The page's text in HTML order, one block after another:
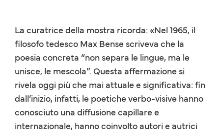
La curatrice della mostra ricorda: «Nel 1965, il
filosofo tedesco Max Bense scriveva che la
poesia concreta “non separa le lingue, ma le
unisce, le mescola”. Questa affermazione si
rivela oggi più che mai attuale e significativa: fin
dall’inizio, infatti, le poetiche verbo-visive hanno
conosciuto una diffusione capillare e
internazionale, hanno coinvolto autori e autrici